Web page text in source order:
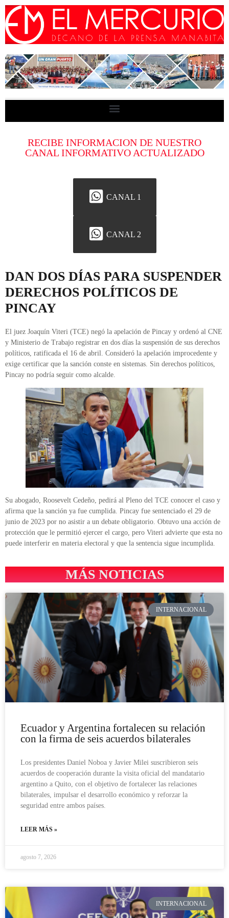
RECIBE INFORMACION DE NUESTRO
CANAL INFORMATIVO ACTUALIZADO
CANAL 1
CANAL 2
DAN DOS DÍAS PARA SUSPENDER
DERECHOS POLÍTICOS DE
PINCAY
El juez Joaquín Viteri (TCE) negó la apelación de Pincay y ordenó al CNE
y Ministerio de Trabajo registrar en dos días la suspensión de sus derechos
políticos, ratificada el 16 de abril. Consideró la apelación improcedente y
exige certificar que la sanción conste en sistemas. Sin derechos políticos,
Pincay no podría seguir como alcalde.
Su abogado, Roosevelt Cedeño, pedirá al Pleno del TCE conocer el caso y
afirma que la sanción ya fue cumplida. Pincay fue sentenciado el 29 de
junio de 2023 por no asistir a un debate obligatorio. Obtuvo una acción de
protección que le permitió ejercer el cargo, pero Viteri advierte que esta no
puede interferir en materia electoral y que la sentencia sigue incumplida.
MÁS NOTICIAS
INTERNACIONAL
Ecuador y Argentina fortalecen su relación
con la firma de seis acuerdos bilaterales
Los presidentes Daniel Noboa y Javier Milei suscribieron seis
acuerdos de cooperación durante la visita oficial del mandatario
argentino a Quito, con el objetivo de fortalecer las relaciones
bilaterales, impulsar el desarrollo económico y reforzar la
seguridad entre ambos países.
LEER MÁS »
agosto 7, 2026
INTERNACIONAL